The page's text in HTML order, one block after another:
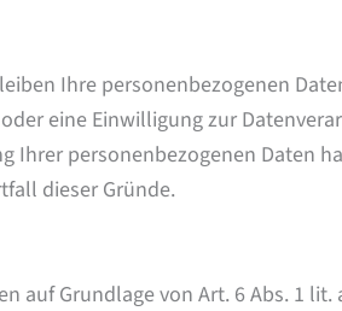
Ihre personenbezogenen
eine Einwilligung zur
personenbezogenen Daten
dieser Gründe.
Grundlage von Art. 6 Abs. 1 lit.